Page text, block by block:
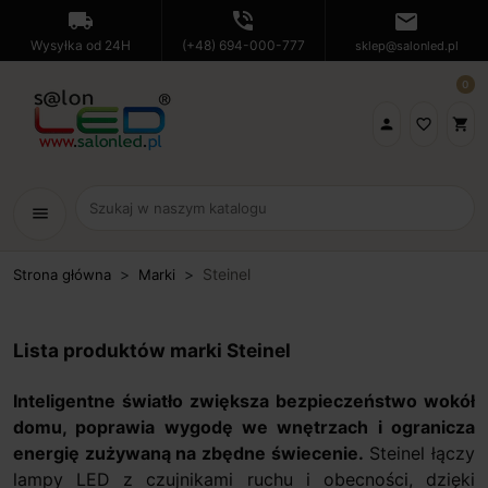
local_shipping
Wysyłka od 24H
phone_in_talk
(+48) 694-000-777
mail
sklep@salonled.pl
 favorite_border shopping_cart
0
menu
Strona główna Marki Steinel
Lista produktów marki Steinel
Inteligentne światło zwiększa bezpieczeństwo wokół
domu, poprawia wygodę we wnętrzach i ogranicza
energię zużywaną na zbędne świecenie. Steinel łączy
lampy LED z czujnikami ruchu i obecności, dzięki